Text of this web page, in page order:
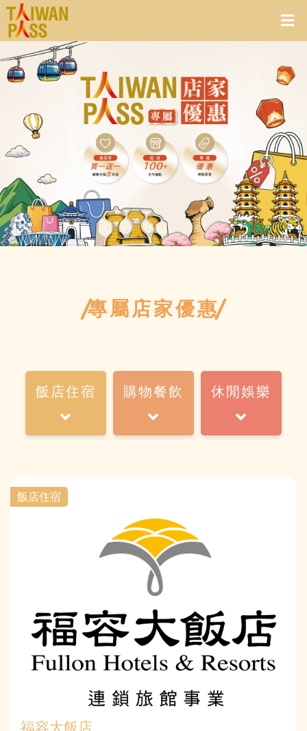
專屬店家優惠
飯店住宿 購物餐飲 休閒娛樂
飯店住宿
福容大飯店